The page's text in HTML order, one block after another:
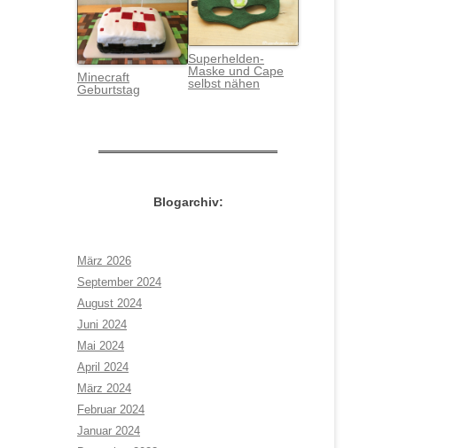
Minecraft
Geburtstag
Superhelden-
Maske und Cape
selbst nähen
Blogarchiv:
März 2026
September 2024
August 2024
Juni 2024
Mai 2024
April 2024
März 2024
Februar 2024
Januar 2024